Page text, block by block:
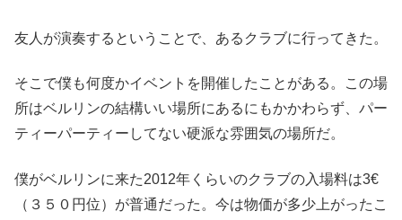
友人が演奏するということで、あるクラブに行ってきた。
そこで僕も何度かイベントを開催したことがある。この場
所はベルリンの結構いい場所にあるにもかかわらず、パー
ティーパーティーしてない硬派な雰囲気の場所だ。
僕がベルリンに来た2012年くらいのクラブの入場料は3€
（３５０円位）が普通だった。今は物価が多少上がったこ